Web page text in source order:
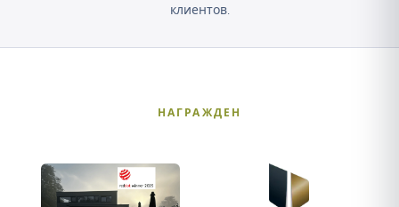
клиентов.
НАГРАЖДЕН